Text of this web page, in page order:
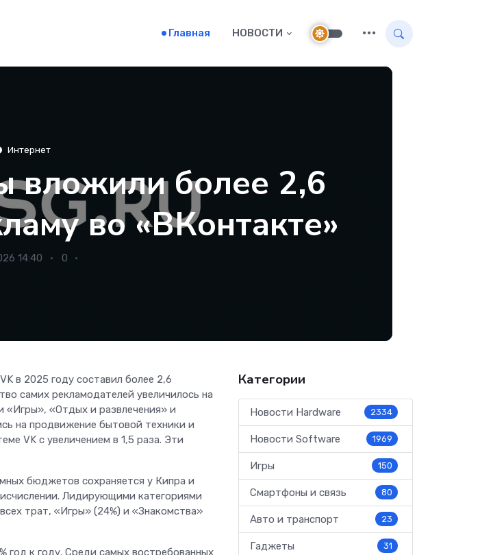
Главная НОВОСТИ
Интернет
вложили более 2,6
во «ВКонтакте»
14:40 0
в 2025 году составил более 2,6
самих рекламодателей увеличилось на
«Игры», «Отдых и развлечения» и
на продвижение бытовой техники и
VK с увеличением в 1,5 раза. Эти
бюджетов сохраняется у Кипра и
Лидирующими категориями
трат, «Игры» (24%) и «Знакомства»
год к году. Среди самых востребованных
Категории
Новости Hardware 2334
Новости Software 1969
Игры 150
Смартфоны и связь 80
Авто и транспорт 23
Гаджеты 31